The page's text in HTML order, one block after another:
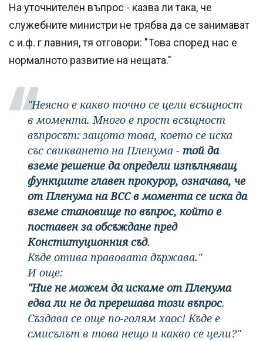
На уточнителен въпрос - казва ли така, че
служебните министри не трябва да се занимават
с и.ф. г лавния, тя отговори: "Това според нас е
нормалното развитие на нещата."
"Неясно е какво точно се цели всъщност
в момента. Много е прост всъщност
въпросът: защото това, което се иска
със свикването на Пленума - той да
вземе решение да определи изпълняващ
функциите главен прокурор, означава, че
от Пленума на ВСС в момента се иска да
вземе становище по въпрос, който е
поставен за обсъждане пред
Конституционния съд.
Къде отива правовата държава."
И още:
"Ние не можем да искаме от Пленума
едва ли не да пререшава този въпрос.
Създава се още по-голям хаос! Къде е
смисълът в това нещо и какво се цели?"